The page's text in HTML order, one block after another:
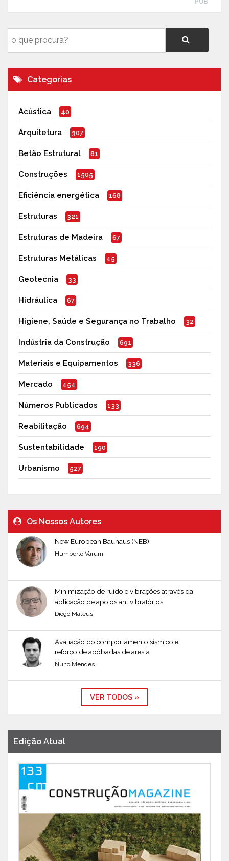
PUB
Categorias
Acústica 40
Arquitetura 307
Betão Estrutural 81
Construções 1505
Eficiência energética 168
Estruturas 321
Estruturas de Madeira 67
Estruturas Metálicas 45
Geotecnia 33
Hidráulica 67
Higiene, Saúde e Segurança no Trabalho 32
Indústria da Construção 691
Materiais e Equipamentos 336
Mercado 454
Números Publicados 133
Reabilitação 694
Sustentabilidade 190
Urbanismo 527
Os Nossos Autores
New European Bauhaus (NEB)
Humberto Varum
Minimização de ruído e vibrações através da
aplicação de apoios antivibratórios
Diogo Mateus
Avaliação do comportamento sísmico e
reforço de abóbadas de aresta
Nuno Mendes
VER TODOS »
Edição Atual